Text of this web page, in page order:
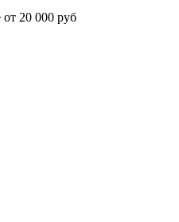
от 20 000 руб